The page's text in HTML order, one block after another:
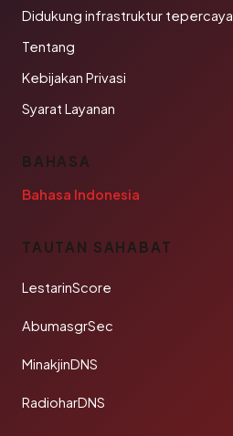
Didukung infrastruktur tepercaya
Tentang
Kebijakan Privasi
Syarat Layanan
BAHASA
Bahasa Indonesia
TAUTAN SAHABAT
LestarinScore
AbumasgrSec
MinakjinDNS
RadioharDNS